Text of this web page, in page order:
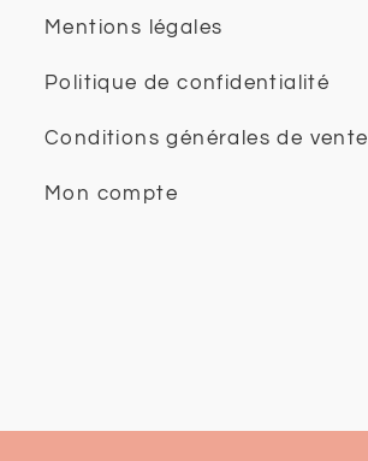
Mentions légales
Politique de confidentialité
Conditions générales de vente
Mon compte